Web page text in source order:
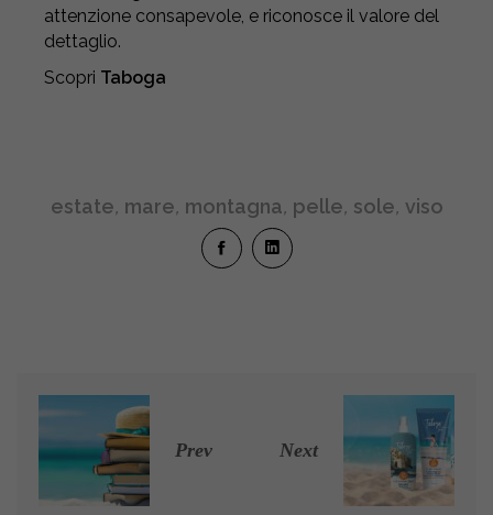
attenzione consapevole, e riconosce il valore del
dettaglio.
Scopri Taboga
estate, mare, montagna, pelle, sole, viso
Prev Next